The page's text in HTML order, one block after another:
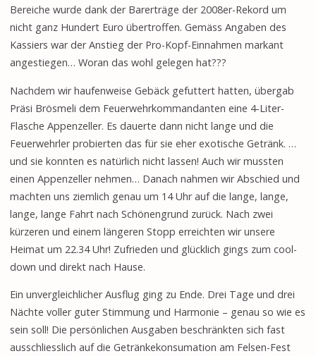
Bereiche wurde dank der Barerträge der 2008er-Rekord um
nicht ganz Hundert Euro übertroffen. Gemäss Angaben des
Kassiers war der Anstieg der Pro-Kopf-Einnahmen markant
angestiegen… Woran das wohl gelegen hat???
Nachdem wir haufenweise Gebäck gefuttert hatten, übergab
Präsi Brösmeli dem Feuerwehrkommandanten eine 4-Liter-
Flasche Appenzeller. Es dauerte dann nicht lange und die
Feuerwehrler probierten das für sie eher exotische Getränk. …
und sie konnten es natürlich nicht lassen! Auch wir mussten
einen Appenzeller nehmen… Danach nahmen wir Abschied und
machten uns ziemlich genau um 14 Uhr auf die lange, lange,
lange, lange Fahrt nach Schönengrund zurück. Nach zwei
kürzeren und einem längeren Stopp erreichten wir unsere
Heimat um 22.34 Uhr! Zufrieden und glücklich gings zum cool-
down und direkt nach Hause.
Ein unvergleichlicher Ausflug ging zu Ende. Drei Tage und drei
Nächte voller guter Stimmung und Harmonie – genau so wie es
sein soll! Die persönlichen Ausgaben beschränkten sich fast
ausschliesslich auf die Getränkekonsumation am Felsen-Fest